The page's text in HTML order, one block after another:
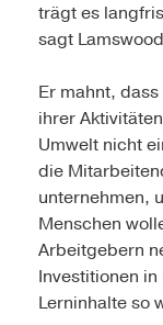
trägt es
sagt
Er mahnt,
ihrer
Umwelt nicht
die
unternehmen,
Menschen
Arbeitgebern
Investitionen
Lerninhalte so